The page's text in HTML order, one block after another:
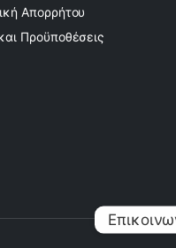
Απορρήτου
Προϋποθέσεις